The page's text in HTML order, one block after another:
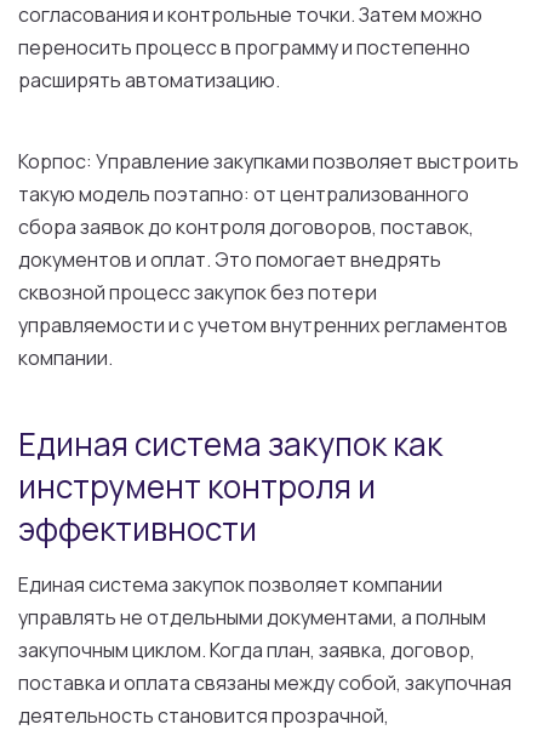
согласования и контрольные точки. Затем можно
переносить процесс в программу и постепенно
расширять автоматизацию.
Корпос: Управление закупками позволяет выстроить
такую модель поэтапно: от централизованного
сбора заявок до контроля договоров, поставок,
документов и оплат. Это помогает внедрять
сквозной процесс закупок без потери
управляемости и с учетом внутренних регламентов
компании.
Единая система закупок как
инструмент контроля и
эффективности
Единая система закупок позволяет компании
управлять не отдельными документами, а полным
закупочным циклом. Когда план, заявка, договор,
поставка и оплата связаны между собой, закупочная
деятельность становится прозрачной,